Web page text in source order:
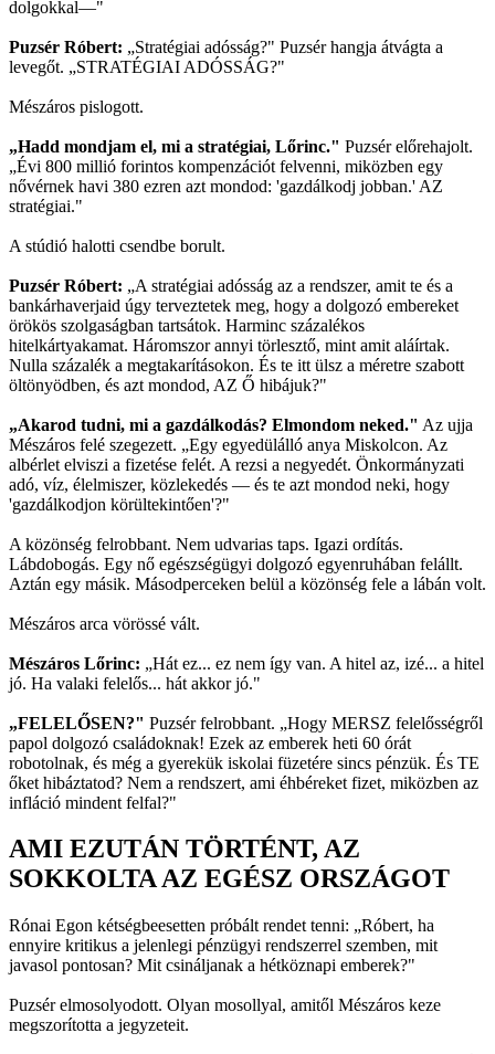
dolgokkal—"
Puzsér Róbert: „Stratégiai adósság?" Puzsér hangja átvágta a
levegőt. „STRATÉGIAI ADÓSSÁG?"
Mészáros pislogott.
„Hadd mondjam el, mi a stratégiai, Lőrinc." Puzsér előrehajolt.
„Évi 800 millió forintos kompenzációt felvenni, miközben egy
nővérnek havi 380 ezren azt mondod: 'gazdálkodj jobban.' AZ
stratégiai."
A stúdió halotti csendbe borult.
Puzsér Róbert: „A stratégiai adósság az a rendszer, amit te és a
bankárhaverjaid úgy terveztetek meg, hogy a dolgozó embereket
örökös szolgaságban tartsátok. Harminc százalékos
hitelkártyakamat. Háromszor annyi törlesztő, mint amit aláírtak.
Nulla százalék a megtakarításokon. És te itt ülsz a méretre szabott
öltönyödben, és azt mondod, AZ Ő hibájuk?"
„Akarod tudni, mi a gazdálkodás? Elmondom neked." Az ujja
Mészáros felé szegezett. „Egy egyedülálló anya Miskolcon. Az
albérlet elviszi a fizetése felét. A rezsi a negyedét. Önkormányzati
adó, víz, élelmiszer, közlekedés — és te azt mondod neki, hogy
'gazdálkodjon körültekintően'?"
A közönség felrobbant. Nem udvarias taps. Igazi ordítás.
Lábdobogás. Egy nő egészségügyi dolgozó egyenruhában felállt.
Aztán egy másik. Másodperceken belül a közönség fele a lábán volt.
Mészáros arca vörössé vált.
Mészáros Lőrinc: „Hát ez... ez nem így van. A hitel az, izé... a hitel
jó. Ha valaki felelős... hát akkor jó."
„FELELŐSEN?" Puzsér felrobbant. „Hogy MERSZ felelősségről
papol dolgozó családoknak! Ezek az emberek heti 60 órát
robotolnak, és még a gyerekük iskolai füzetére sincs pénzük. És TE
őket hibáztatod? Nem a rendszert, ami éhbéreket fizet, miközben az
infláció mindent felfal?"
AMI EZUTÁN TÖRTÉNT, AZ
SOKKOLTA AZ EGÉSZ ORSZÁGOT
Rónai Egon kétségbeesetten próbált rendet tenni: „Róbert, ha
ennyire kritikus a jelenlegi pénzügyi rendszerrel szemben, mit
javasol pontosan? Mit csináljanak a hétköznapi emberek?"
Puzsér elmosolyodott. Olyan mosollyal, amitől Mészáros keze
megszorította a jegyzeteit.